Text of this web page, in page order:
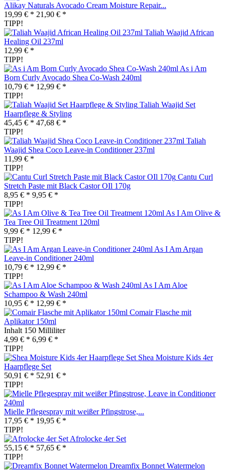
Alikay Naturals Avocado Cream Moisture Repair...
19,99 € * 21,90 € *
TIPP!
Taliah Waajid African
Healing Oil 237ml
12,99 € *
TIPP!
As i Am
Born Curly Avocado Shea Co-Wash 240ml
10,79 € * 12,99 € *
TIPP!
Taliah Waajid Set
Haarpflege & Styling
45,45 € * 47,68 € *
TIPP!
Taliah
Waajid Shea Coco Leave-in Conditioner 237ml
11,99 € *
TIPP!
Cantu Curl
Stretch Paste mit Black Castor OIl 170g
8,95 € * 9,95 € *
TIPP!
As I Am Olive &
Tea Tree Oil Treatment 120ml
9,99 € * 12,99 € *
TIPP!
As I Am Argan
Leave-in Conditioner 240ml
10,79 € * 12,99 € *
TIPP!
As I Am Aloe
Schampoo & Wash 240ml
10,95 € * 12,99 € *
Comair Flasche mit
Aplikator 150ml
Inhalt 150 Milliliter
4,99 € * 6,99 € *
TIPP!
Shea Moisture Kids 4er
Haarpflege Set
50,91 € * 52,91 € *
TIPP!
Mielle Pflegespray mit weißer Pfingstrose,...
17,95 € * 19,95 € *
TIPP!
Afrolocke 4er Set
55,15 € * 57,65 € *
TIPP!
Dreamfix Bonnet Watermelon